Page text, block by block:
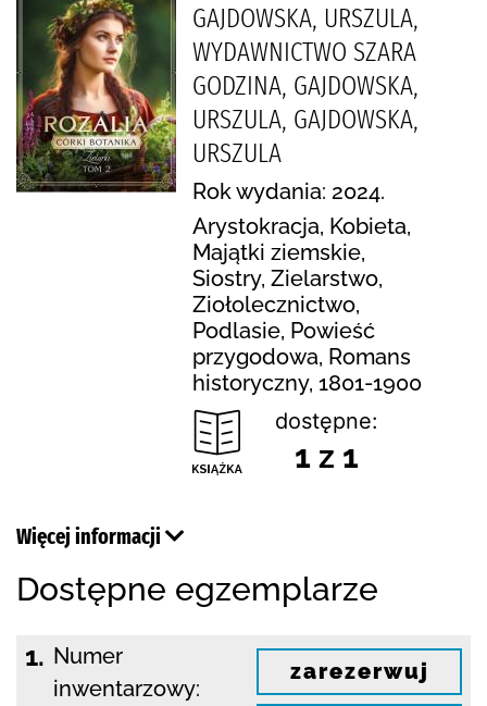
GAJDOWSKA, URSZULA,
WYDAWNICTWO SZARA
GODZINA, GAJDOWSKA,
URSZULA, GAJDOWSKA,
URSZULA
Rok wydania: 2024.
Arystokracja, Kobieta,
Majątki ziemskie,
Siostry, Zielarstwo,
Ziołolecznictwo,
Podlasie, Powieść
przygodowa, Romans
historyczny, 1801-1900
dostępne:
1 z 1
Więcej informacji
Dostępne egzemplarze
1. Numer
inwentarzowy:
zarezerwuj